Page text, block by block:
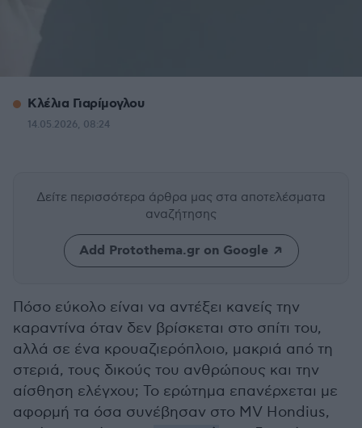
Κλέλια Γιαρίμογλου
14.05.2026, 08:24
Δείτε περισσότερα άρθρα μας στα αποτελέσματα
αναζήτησης
Add Protothema.gr on Google
Πόσο εύκολο είναι να αντέξει κανείς την
καραντίνα όταν δεν βρίσκεται στο σπίτι του,
αλλά σε ένα κρουαζιερόπλοιο, μακριά από τη
στεριά, τους δικούς του ανθρώπους και την
αίσθηση ελέγχου; Το ερώτημα επανέρχεται με
αφορμή τα όσα συνέβησαν στο MV Hondius,